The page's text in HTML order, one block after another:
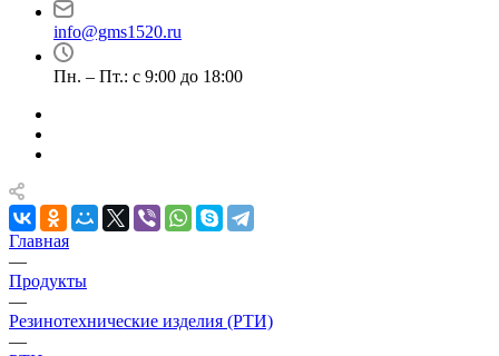
info@gms1520.ru
Пн. – Пт.: с 9:00 до 18:00
Главная
—
Продукты
—
Резинотехнические изделия (РТИ)
—